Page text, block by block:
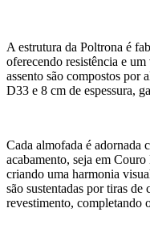
A estrutura da Poltrona é
oferecendo resistência e
assento são compostos por
D33 e 8 cm de espessura,
Cada almofada é adornada
acabamento, seja em
criando uma harmonia
são sustentadas por tiras
revestimento, completando